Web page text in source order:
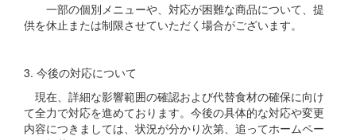
一部の個別メニューや、対応が困難な商品について、提
供を休止または制限させていただく場合がございます。
3. 今後の対応について
現在、詳細な影響範囲の確認および代替食材の確保に向け
て全力で対応を進めております。今後の具体的な対応や変更
内容につきましては、状況が分かり次第、追ってホームペー